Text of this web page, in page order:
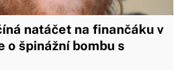
natáčet na finančáku v
o špinážní bombu s